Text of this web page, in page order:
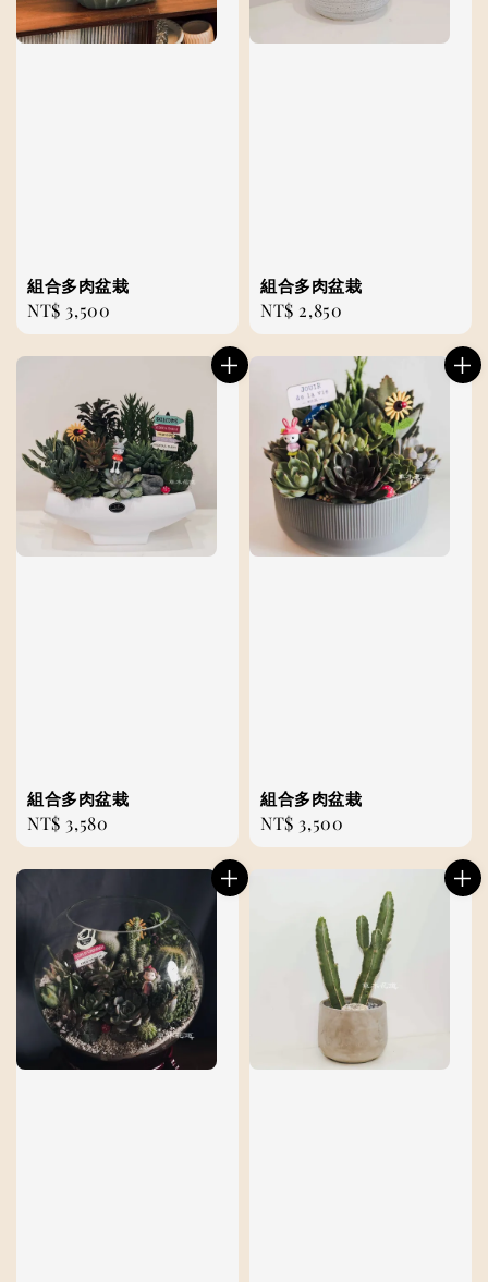
組合多肉盆栽
Regular
price
NT$ 3,500
組合多肉盆栽
Regular
price
NT$ 2,850
組合多肉盆栽
Regular
price
NT$ 3,580
組合多肉盆栽
Regular
price
NT$ 3,500